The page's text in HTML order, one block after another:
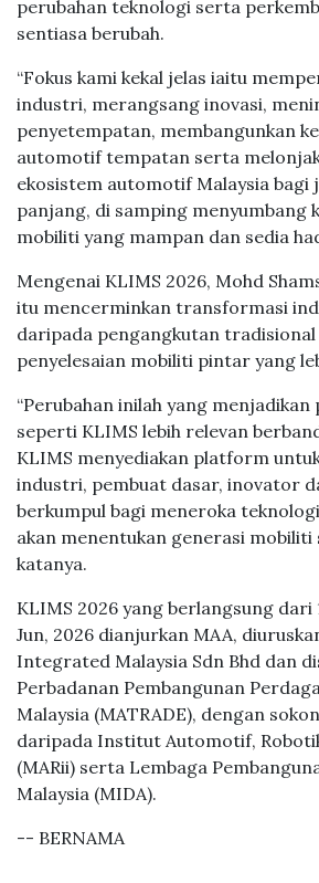
perubahan teknologi serta
sentiasa berubah.
“Fokus kami kekal jelas iaitu
industri, merangsang inovasi,
penyetempatan, membangunkan
automotif tempatan serta
ekosistem automotif Malaysia bagi
panjang, di samping menyumbang
mobiliti yang mampan dan sedia
Mengenai KLIMS 2026, Mohd
itu mencerminkan transformasi
daripada pengangkutan tradisional
penyelesaian mobiliti pintar yang
“Perubahan inilah yang
seperti KLIMS lebih relevan
KLIMS menyediakan platform
industri, pembuat dasar, inovator
berkumpul bagi meneroka
akan menentukan generasi mobiliti
katanya.
KLIMS 2026 yang berlangsung dari
Jun, 2026 dianjurkan MAA,
Integrated Malaysia Sdn Bhd dan
Perbadanan Pembangunan
Malaysia (MATRADE), dengan
daripada Institut Automotif,
(MARii) serta Lembaga
Malaysia (MIDA).
-- BERNAMA